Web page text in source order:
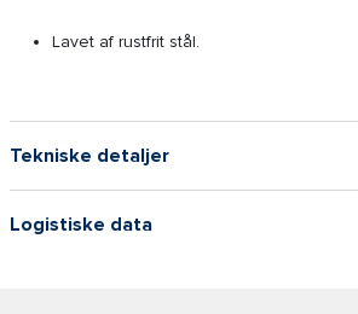
Lavet af rustfrit stål.
Tekniske detaljer
Logistiske data